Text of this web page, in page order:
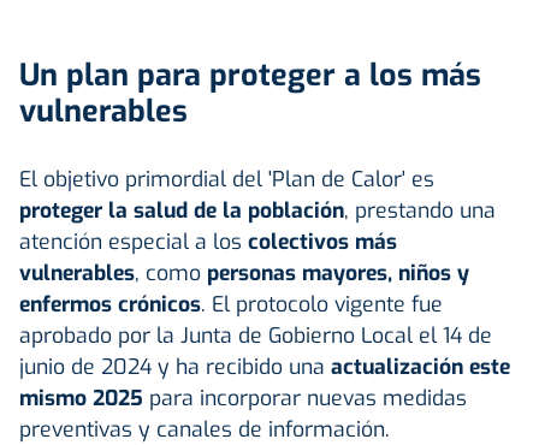
Un plan para proteger a los más
vulnerables
El objetivo primordial del 'Plan de Calor' es
proteger la salud de la población, prestando una
atención especial a los colectivos más
vulnerables, como personas mayores, niños y
enfermos crónicos. El protocolo vigente fue
aprobado por la Junta de Gobierno Local el 14 de
junio de 2024 y ha recibido una actualización este
mismo 2025 para incorporar nuevas medidas
preventivas y canales de información.